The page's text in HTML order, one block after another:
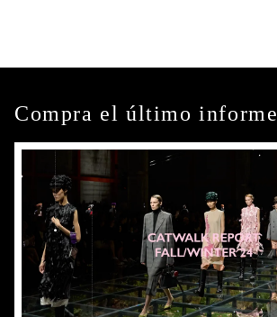
Compra el último informe